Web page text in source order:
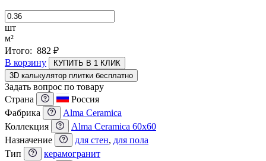
шт
м²
Итого: 882 ₽
В корзину
КУПИТЬ В 1 КЛИК
3D калькулятор плитки бесплатно
Задать вопрос по товару
Страна
Россия
Фабрика
Alma Ceramica
Коллекция
Alma Ceramica 60x60
Назначение
для стен, для пола
Тип
керамогранит